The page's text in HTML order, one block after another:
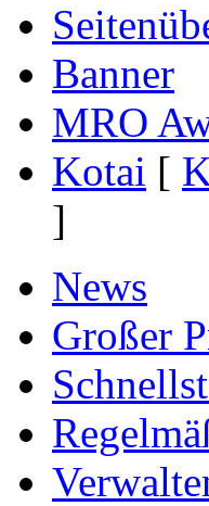
Banner
MRO
Kotai [
]
News
Großer